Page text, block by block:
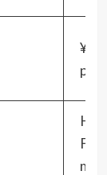
per